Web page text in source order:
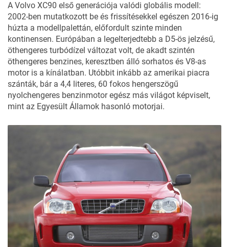
A Volvo XC90 első generációja valódi globális modell:
2002-ben mutatkozott be és frissítésekkel egészen 2016-ig
húzta a modellpalettán, előfordult szinte minden
kontinensen. Európában a legelterjedtebb a D5-ös jelzésű,
öthengeres turbódízel változat volt, de akadt szintén
öthengeres benzines, keresztben álló sorhatos és V8-as
motor is a kínálatban. Utóbbit inkább az amerikai piacra
szánták, bár a 4,4 literes, 60 fokos hengerszögű
nyolchengeres benzinmotor egész más világot képviselt,
mint az Egyesült Államok hasonló motorjai.